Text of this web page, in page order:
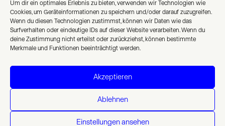
Um dir ein optimales Erlebnis zu bieten, verwenden wir Technologien wie
Cookies, um Geräteinformationen zu speichern und/oder darauf zuzugreifen.
Wenn du diesen Technologien zustimmst, können wir Daten wie das
Surfverhalten oder eindeutige IDs auf dieser Website verarbeiten. Wenn du
deine Zustimmung nicht erteilst oder zurückziehst, können bestimmte
Merkmale und Funktionen beeinträchtigt werden.
Akzeptieren
Ablehnen
Einstellungen ansehen
© 2026 Studio Praam
Impressum